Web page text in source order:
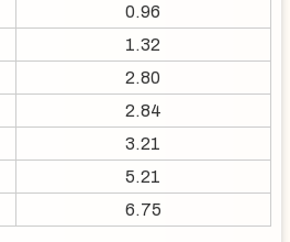
0.96
1.32
2.80
2.84
3.21
5.21
6.75